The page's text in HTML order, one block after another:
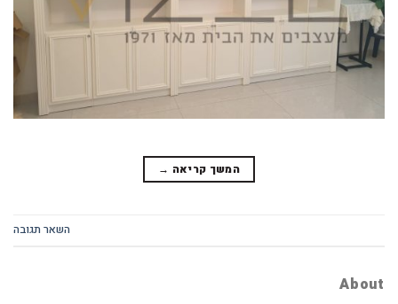
המשך קריאה →
השאר תגובה
About